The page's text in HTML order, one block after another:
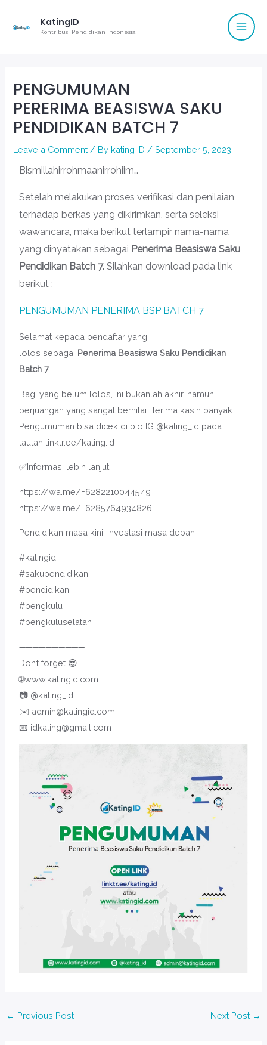
KatingID
Kontribusi Pendidikan Indonesia
PENGUMUMAN
PERERIMA BEASISWA SAKU
PENDIDIKAN BATCH 7
Leave a Comment / By kating ID /September 5, 2023
Bismillahirrohmaanirrohiim…
Setelah melakukan proses verifikasi dan penilaian
terhadap berkas yang dikirimkan, serta seleksi
wawancara, maka berikut terlampir nama-nama
yang dinyatakan sebagai Penerima Beasiswa Saku
Pendidikan Batch 7.Silahkan download pada link
berikut :
PENGUMUMAN PENERIMA BSP BATCH 7
Selamat kepada pendaftar yang
lolossebagai Penerima Beasiswa Saku Pendidikan
Batch 7
Bagi yang belum lolos, ini bukanlah akhir, namun
perjuangan yang sangat bernilai. Terima kasih banyak
Pengumuman bisa dicek di bio IG @kating_id pada
tautan linktr.ee/kating.id
✅Informasi lebih lanjut
https://wa.me/+6282210044549
https://wa.me/+6285764934826
Pendidikan masa kini, investasi masa depan
#katingid
#sakupendidikan
#pendidikan
#bengkulu
#bengkuluselatan
➖➖➖➖➖➖➖➖➖➖
Don’t forget 😎
🌐www.katingid.com
📷 @kating_id
✉️ admin@katingid.com
📧 idkating@gmail.com
← Previous Post Next Post →